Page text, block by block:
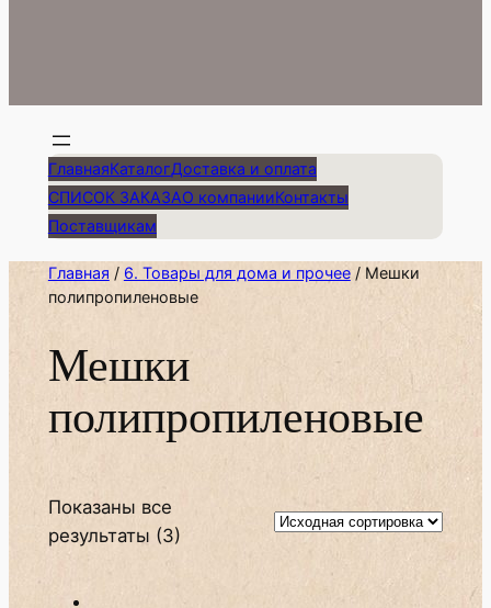
ГлавнаяКаталогДоставка и оплата
СПИСОК ЗАКАЗАО компанииКонтакты
Поставщикам
Главная / 6. Товары для дома и прочее/ Мешки
полипропиленовые
Мешки
полипропиленовые
Показаны все
результаты (3)